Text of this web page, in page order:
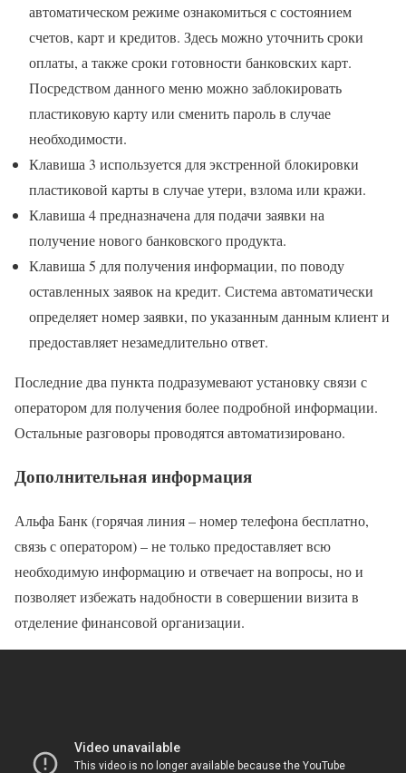
автоматическом режиме ознакомиться с состоянием
счетов, карт и кредитов. Здесь можно уточнить сроки
оплаты, а также сроки готовности банковских карт.
Посредством данного меню можно заблокировать
пластиковую карту или сменить пароль в случае
необходимости.
Клавиша 3 используется для экстренной блокировки
пластиковой карты в случае утери, взлома или кражи.
Клавиша 4 предназначена для подачи заявки на
получение нового банковского продукта.
Клавиша 5 для получения информации, по поводу
оставленных заявок на кредит. Система автоматически
определяет номер заявки, по указанным данным клиент и
предоставляет незамедлительно ответ.
Последние два пункта подразумевают установку связи с
оператором для получения более подробной информации.
Остальные разговоры проводятся автоматизировано.
Дополнительная информация
Альфа Банк (горячая линия – номер телефона бесплатно,
связь с оператором) – не только предоставляет всю
необходимую информацию и отвечает на вопросы, но и
позволяет избежать надобности в совершении визита в
отделение финансовой организации.